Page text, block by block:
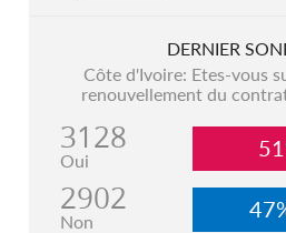
DERNIER
Côte d'Ivoire: Etes-vous
renouvellement du
3128
Oui
2902
Non